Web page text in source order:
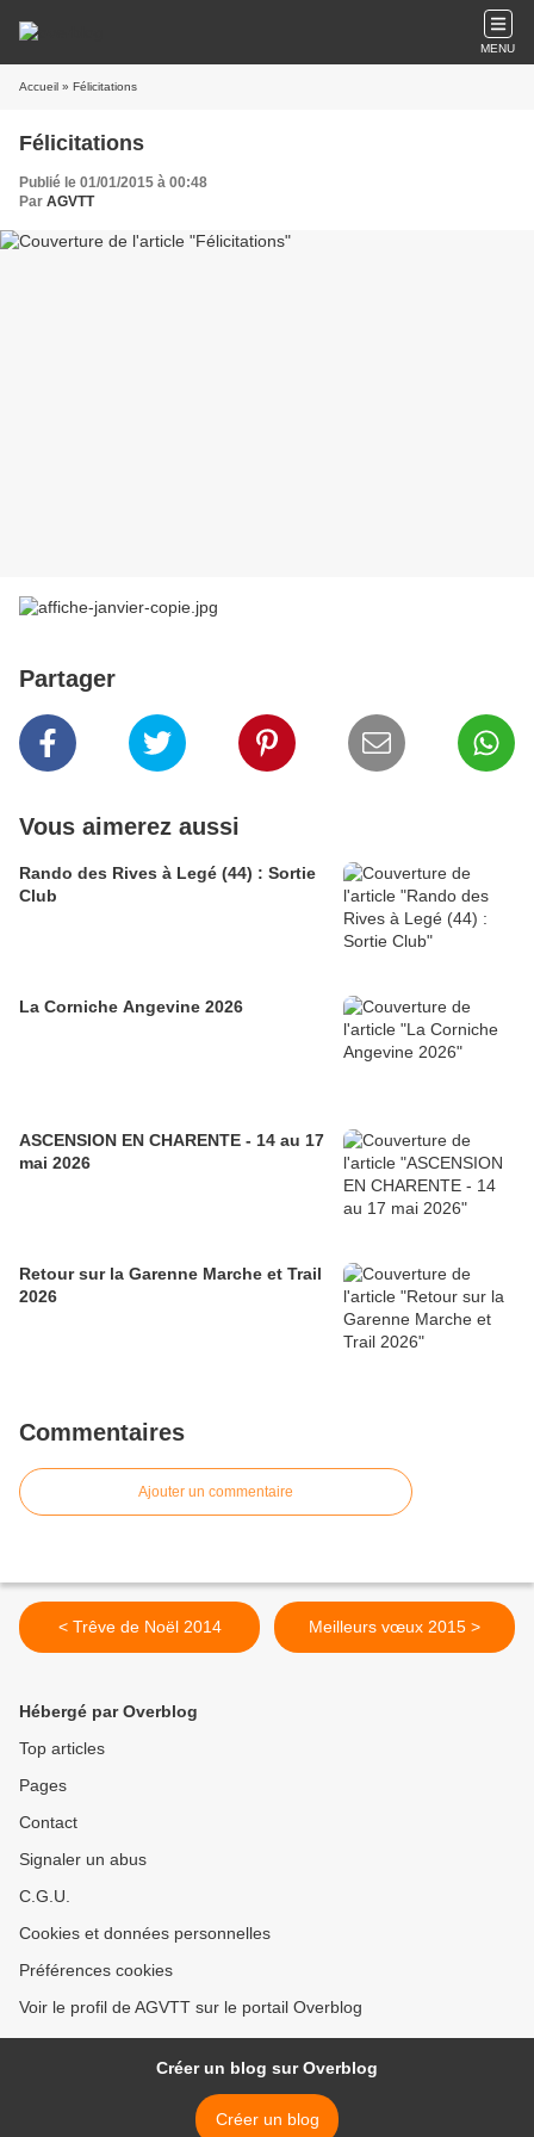
MENU
Accueil » Félicitations
Félicitations
Publié le 01/01/2015 à 00:48
Par AGVTT
Partager
Vous aimerez aussi
Rando des Rives à Legé (44) : Sortie
Club
La Corniche Angevine 2026
ASCENSION EN CHARENTE - 14 au 17
mai 2026
Retour sur la Garenne Marche et Trail
2026
Commentaires
Ajouter un commentaire
< Trêve de Noël 2014 Meilleurs vœux 2015 >
Hébergé par Overblog
Top articles
Pages
Contact
Signaler un abus
C.G.U.
Cookies et données personnelles
Préférences cookies
Voir le profil de AGVTT sur le portail Overblog
Créer un blog sur Overblog
Créer un blog